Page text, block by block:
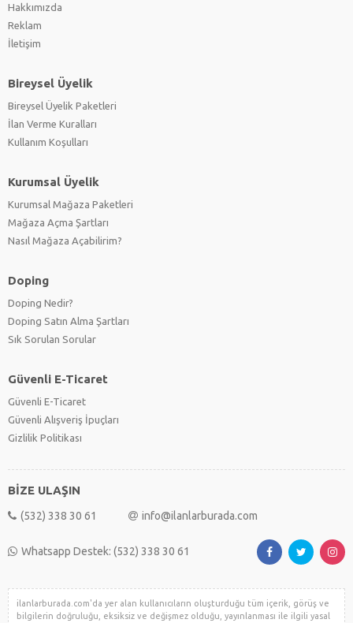
Hakkımızda
Reklam
İletişim
Bireysel Üyelik
Bireysel Üyelik Paketleri
İlan Verme Kuralları
Kullanım Koşulları
Kurumsal Üyelik
Kurumsal Mağaza Paketleri
Mağaza Açma Şartları
Nasıl Mağaza Açabilirim?
Doping
Doping Nedir?
Doping Satın Alma Şartları
Sık Sorulan Sorular
Güvenli E-Ticaret
Güvenli E-Ticaret
Güvenli Alışveriş İpuçları
Gizlilik Politikası
BİZE ULAŞIN
(532) 338 30 61 info@ilanlarburada.com
Whatsapp Destek: (532) 338 30 61
ilanlarburada.com'da yer alan kullanıcıların oluşturduğu tüm içerik, görüş ve
bilgilerin doğruluğu, eksiksiz ve değişmez olduğu, yayınlanması ile ilgili yasal